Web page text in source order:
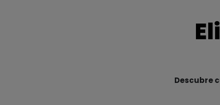
Descubre